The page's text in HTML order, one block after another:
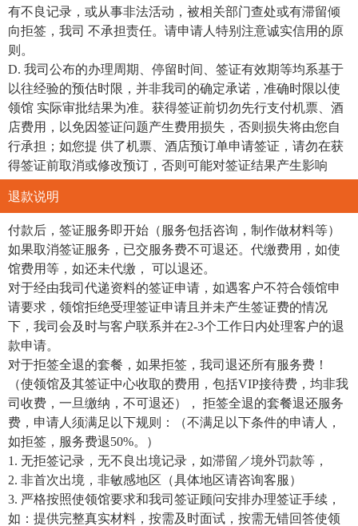
有不良记录，或从事非法活动，被相关部门查处或有滞留倾
向拒签，我司 不承担责任。请申请人特别注意诚实信用的原
则。
D. 我司公布的办理周期、停留时间、签证有效期等均系基于
以往经验的预估时限，并非我司的确定承诺，准确时限以使
领馆 实际审批结果为准。获得签证前切勿先行支付机票、酒
店费用，以免因签证问题产生费用损失，否则损失将由您自
行承担；如您提 供了机票、酒店预订单申请签证，请勿在获
得签证前取消或修改预订，否则可能对签证结果产生影响
退款说明
付款后，签证服务即开始（服务包括咨询，制作做材料等）
如果取消签证服务，已交服务费不可退还。代缴费用，如使
馆费用等，如还未代缴， 可以退还。
对于经由我司代递资料的签证申请，如遇客户不符合领馆申
请要求，领馆拒绝受理签证申请且并未产生签证费的情况
下，我司会及时与客户联系并在2-3个工作日内处理客户的退
款申请。
对于拒签全退的套餐，如果拒签，我司退还所有服务费！
（使领馆及其签证中心收取的费用，包括VIP接待费，均非我
司收费，一旦缴纳，不可退还）， 拒签全退的套餐退还服务
费，申请人须满足以下规则：（不满足以下条件的申请人，
如拒签，服务费退50%。）
1. 无拒签记录，无不良出境记录，如滞留／境外罚款等，
2. 非首次出境，非敏感地区（具体地区请咨询客服）
3. 严格按照使领馆要求和我司签证顾问安排办理签证手续，
如：提供完整真实材料，按需及时面试，按需无错回答使领